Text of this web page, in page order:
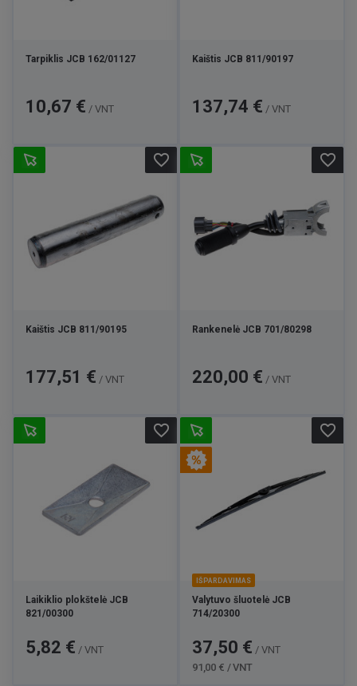
Tarpiklis JCB 162/01127
Kaina
10,67 € / VNT
Kaištis JCB 811/90197
Kaina
137,74 € / VNT
Kaištis JCB 811/90195
Kaina
177,51 € / VNT
favorite_border
Rankenelė JCB 701/80298
Kaina
220,00 € / VNT
favorite_border
Laikiklio plokštelė JCB
821/00300
Kaina
5,82 € / VNT
favorite_border
IŠPARDAVIMAS
Valytuvo šluotelė JCB
714/20300
Kaina
37,50 € / VNT
91,00 € / VNT
favorite_border